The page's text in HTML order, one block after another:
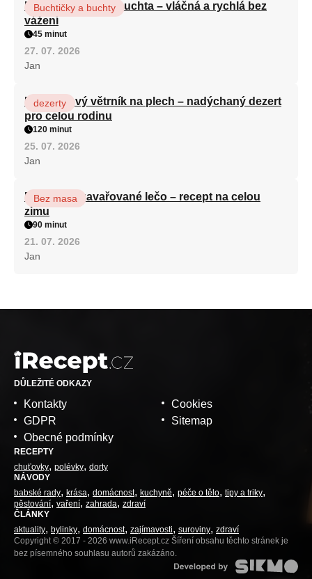
Hrnková maková buchta – vláčná a rychlá bez
vážení
Buchtičky a buchty
45 minut
27. 07. 2026
Jan
Karamelový větrník na plech – nadýchaný dezert
pro celou rodinu
dezerty
120 minut
25. 07. 2026
Jan
Babiččino zavařované lečo – recept na celou
zimu
Bez masa
90 minut
21. 07. 2026
Jan
DŮLEŽITÉ ODKAZY
Kontakty
GDPR
Obecné podmínky
Cookies
Sitemap
RECEPTY
chuťovky polévky dorty
NÁVODY
babské rady krása domácnost kuchyně péče o tělo tipy a triky
pěstování vaření zahrada
zdraví
ČLÁNKY
aktuality bylinky domácnost zajímavosti suroviny zdraví
Copyright © 2017 - 2026 www.iRecept.cz Šíření obsahu těchto stránek je
bez písemného souhlasu autorů zakázáno.